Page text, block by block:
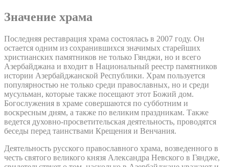
Значение храма
Последняя реставрация храма состоялась в 2007 году. Он
остается одним из сохранившихся значимых старейших
христианских памятников не только Гянджи, но и всего
Азербайджана и входит в Национальный реестр памятников
истории Азербайджанской Республики. Храм пользуется
популярностью не только среди православных, но и среди
мусульман, которые также посещают этот Божий дом.
Богослужения в храме совершаются по субботним и
воскресным дням, а также по великим праздникам. Также
ведется духовно-просветительская деятельность, проводятся
беседы перед таинствами Крещения и Венчания.
Деятельность русского православного храма, возведенного в
честь святого великого князя Александра Невского в Гяндже,